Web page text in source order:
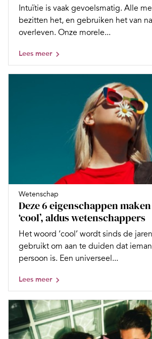
Intuïtie is vaak gevoelsmatig. Alle
bezitten het, en gebruiken het van
overleven. Onze morele...
Lees meer
Wetenschap
Deze 6 eigenschappen
‘cool’, aldus wetenschappers
Het woord ‘cool’ wordt sinds de
gebruikt om aan te duiden dat
persoon is. Een universeel...
Lees meer